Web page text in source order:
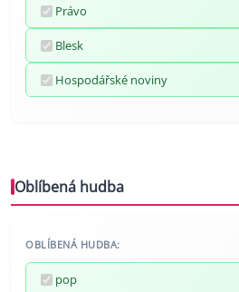
Právo
Blesk
Hospodářské noviny
Oblíbená hudba
OBLÍBENÁ HUDBA:
pop